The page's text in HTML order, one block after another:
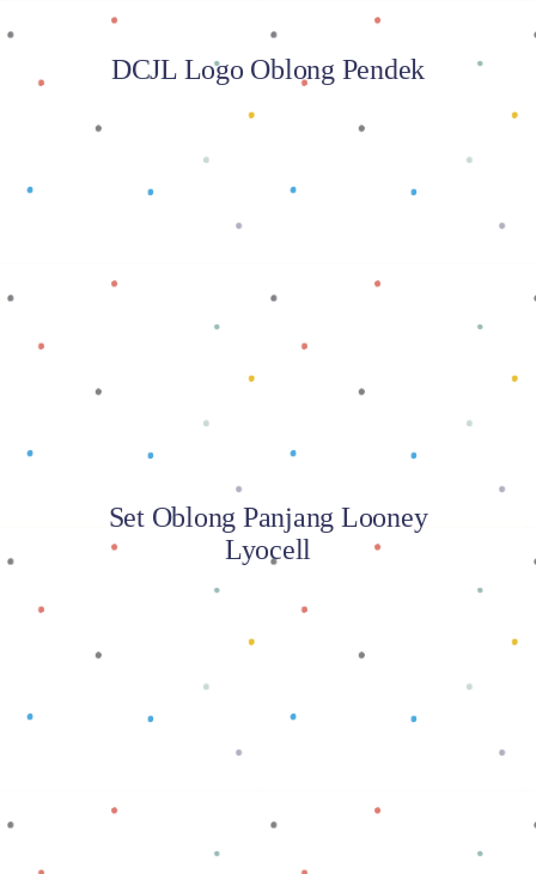
DCJL Logo Oblong Pendek
Baca selengkapnya
Set Oblong Panjang Looney
Lyocell